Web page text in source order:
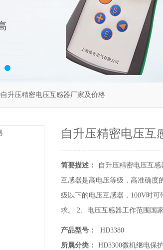
自升压精密电压互感器厂家及价格
自升压精密电压互
简要描述：
自升压精密电压互
互感器是高电压等级，高准确度
级以下的电压互感器，100V时
求。 2、电压互感器工作范围国
准同时还可短时达到150%，出
为“50%"。 3、产品重量15
产品型号：
HD3380
所属分类：
HD3300微机继电保